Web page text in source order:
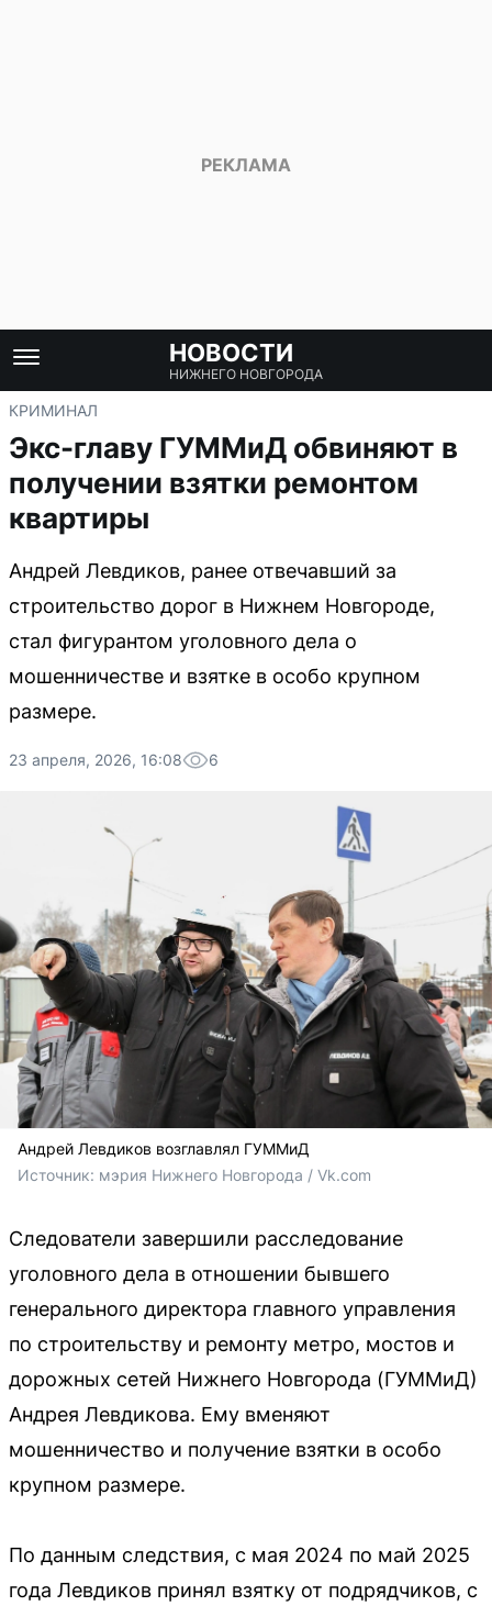
НОВОСТИ
НИЖНЕГО НОВГОРОДА
КРИМИНАЛ
Экс-главу ГУММиД обвиняют в
получении взятки ремонтом
квартиры
Андрей Левдиков, ранее отвечавший за
строительство дорог в Нижнем Новгороде,
стал фигурантом уголовного дела о
мошенничестве и взятке в особо крупном
размере.
23 апреля, 2026, 16:08 6
Андрей Левдиков возглавлял ГУММиД
Источник: мэрия Нижнего Новгорода / Vk.com
Следователи завершили расследование
уголовного дела в отношении бывшего
генерального директора главного управления
по строительству и ремонту метро, мостов и
дорожных сетей Нижнего Новгорода (ГУММиД)
Андрея Левдикова. Ему вменяют
мошенничество и получение взятки в особо
крупном размере.
По данным следствия, с мая 2024 по май 2025
года Левдиков принял взятку от подрядчиков, с